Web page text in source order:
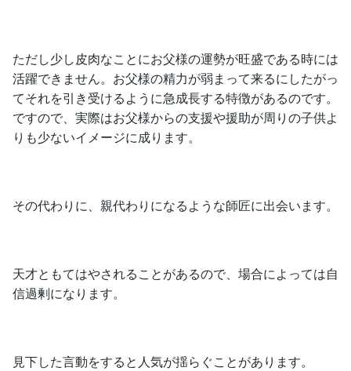
ただし少し皮肉なことにお父様の運勢が旺盛である時には
活躍できません。お父様の精力が弱まって来るにしたがっ
てそれを引き受けるように急成長する特徴があるのです。
ですので、実際はお父様からの支援や援助が周りの子供よ
りも少ないイメージに成ります。
その代わりに、親代わりになるような師匠に出会います。
天才ともてはやされることがあるので、場合によっては自
信過剰になります。
見下した言動をすると人気が揺らぐことがあります。